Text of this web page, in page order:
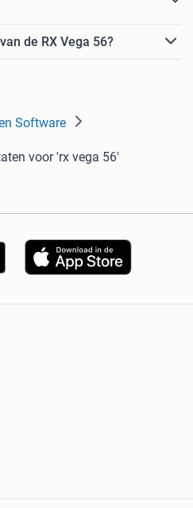
de RX Vega 56?
Software
voor 'rx vega 56'